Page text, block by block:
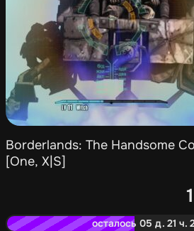
Borderlands: The Handsome
[One, X|S]
осталось 05 д. 21 ч.